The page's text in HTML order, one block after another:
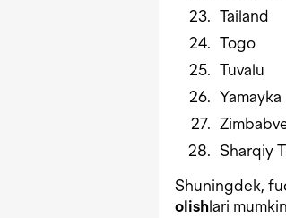
Tailand
Togo
Tuvalu
Yamayka
Sharqiy
Shuningdek,
olishlari